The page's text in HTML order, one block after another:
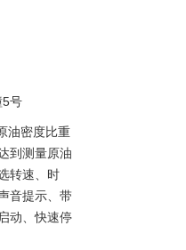
5号
油密度比重
到测量原油
转速、时
音提示、带
动、快速停